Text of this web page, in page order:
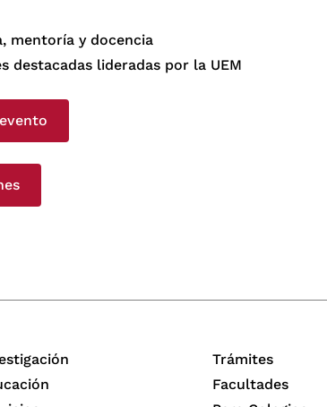
mentoría y docencia
destacadas lideradas por la UEM
Trámites
Facultades